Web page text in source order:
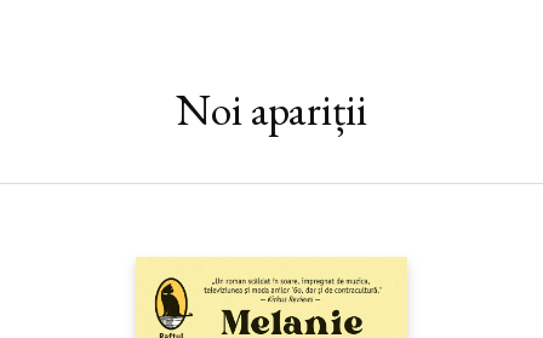
suferință, artă și întrebări fără răspuns, în care istoria este
omniprezentă, mereu personaj principal.
Noi apariții